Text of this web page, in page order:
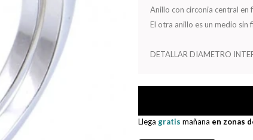
Anillo con circonia central en
El otra anillo es un medio sin
DETALLAR DIAMETRO
Llega gratis mañana en zonas